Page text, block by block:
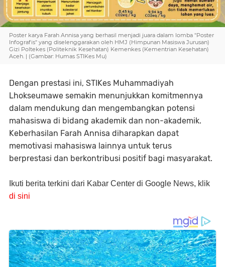
Poster karya Farah Annisa yang berhasil menjadi juara dalam lomba "Poster
Infografis" yang diselenggarakan oleh HMJ (Himpunan Masiswa Jurusan)
Gizi Poltekes (Politeknik Kesehatan) Kemenkes (Kementrian Kesehatan)
Aceh. | (Gambar: Humas STIKes Mu)
Dengan prestasi ini, STIKes Muhammadiyah
Lhokseumawe semakin menunjukkan komitmennya
dalam mendukung dan mengembangkan potensi
mahasiswa di bidang akademik dan non-akademik.
Keberhasilan Farah Annisa diharapkan dapat
memotivasi mahasiswa lainnya untuk terus
berprestasi dan berkontribusi positif bagi masyarakat.
Ikuti berita terkini dari Kabar Center di Google News, klik
di sini